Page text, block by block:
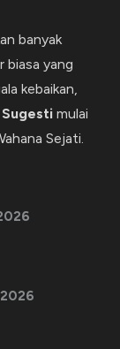
banyak
biasa yang
kebaikan,
Sugesti mulai
Sejati.